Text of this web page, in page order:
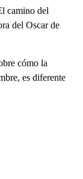
camino del
del Oscar de
cómo la
es diferente